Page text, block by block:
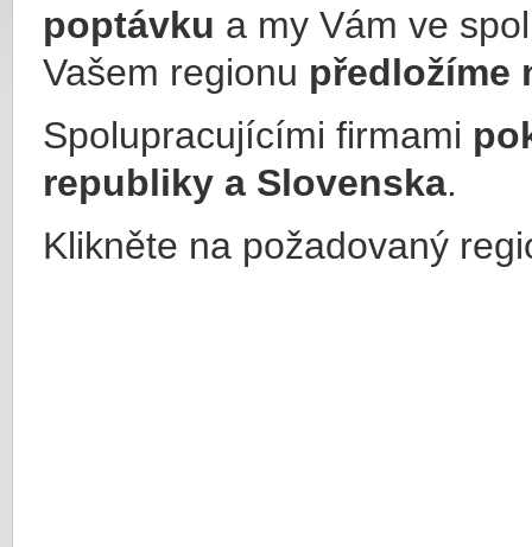
poptávku a my Vám ve
Vašem regionu předložíme
Spolupracujícími firmami
republiky a Slovenska.
Klikněte na požadovaný